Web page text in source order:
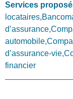
Services
d’assurance-
financier